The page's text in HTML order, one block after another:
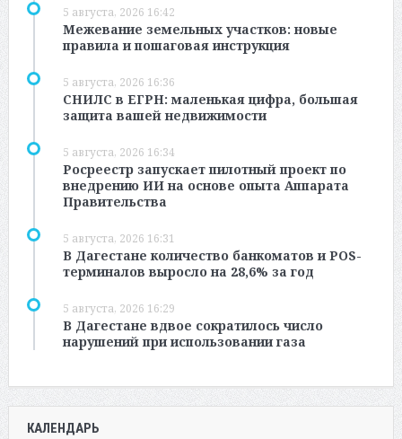
5 августа, 2026 16:42
Межевание земельных участков: новые
правила и пошаговая инструкция
5 августа, 2026 16:36
СНИЛС в ЕГРН: маленькая цифра, большая
защита вашей недвижимости
5 августа, 2026 16:34
Росреестр запускает пилотный проект по
внедрению ИИ на основе опыта Аппарата
Правительства
5 августа, 2026 16:31
В Дагестане количество банкоматов и POS-
терминалов выросло на 28,6% за год
5 августа, 2026 16:29
В Дагестане вдвое сократилось число
нарушений при использовании газа
КАЛЕНДАРЬ